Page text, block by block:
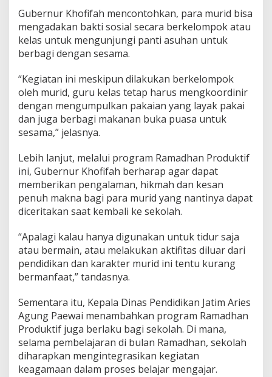
Gubernur Khofifah mencontohkan, para murid bisa
mengadakan bakti sosial secara berkelompok atau
kelas untuk mengunjungi panti asuhan untuk
berbagi dengan sesama.
“Kegiatan ini meskipun dilakukan berkelompok
oleh murid, guru kelas tetap harus mengkoordinir
dengan mengumpulkan pakaian yang layak pakai
dan juga berbagi makanan buka puasa untuk
sesama,” jelasnya.
Lebih lanjut, melalui program Ramadhan Produktif
ini, Gubernur Khofifah berharap agar dapat
memberikan pengalaman, hikmah dan kesan
penuh makna bagi para murid yang nantinya dapat
diceritakan saat kembali ke sekolah.
“Apalagi kalau hanya digunakan untuk tidur saja
atau bermain, atau melakukan aktifitas diluar dari
pendidikan dan karakter murid ini tentu kurang
bermanfaat,” tandasnya.
Sementara itu, Kepala Dinas Pendidikan Jatim Aries
Agung Paewai menambahkan program Ramadhan
Produktif juga berlaku bagi sekolah. Di mana,
selama pembelajaran di bulan Ramadhan, sekolah
diharapkan mengintegrasikan kegiatan
keagamaan dalam proses belajar mengajar.